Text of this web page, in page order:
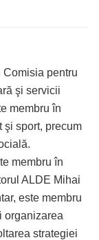
Comisia pentru
şi servicii
membru în
şi sport, precum
membru în
ALDE Mihai
este membru
organizarea
strategiei